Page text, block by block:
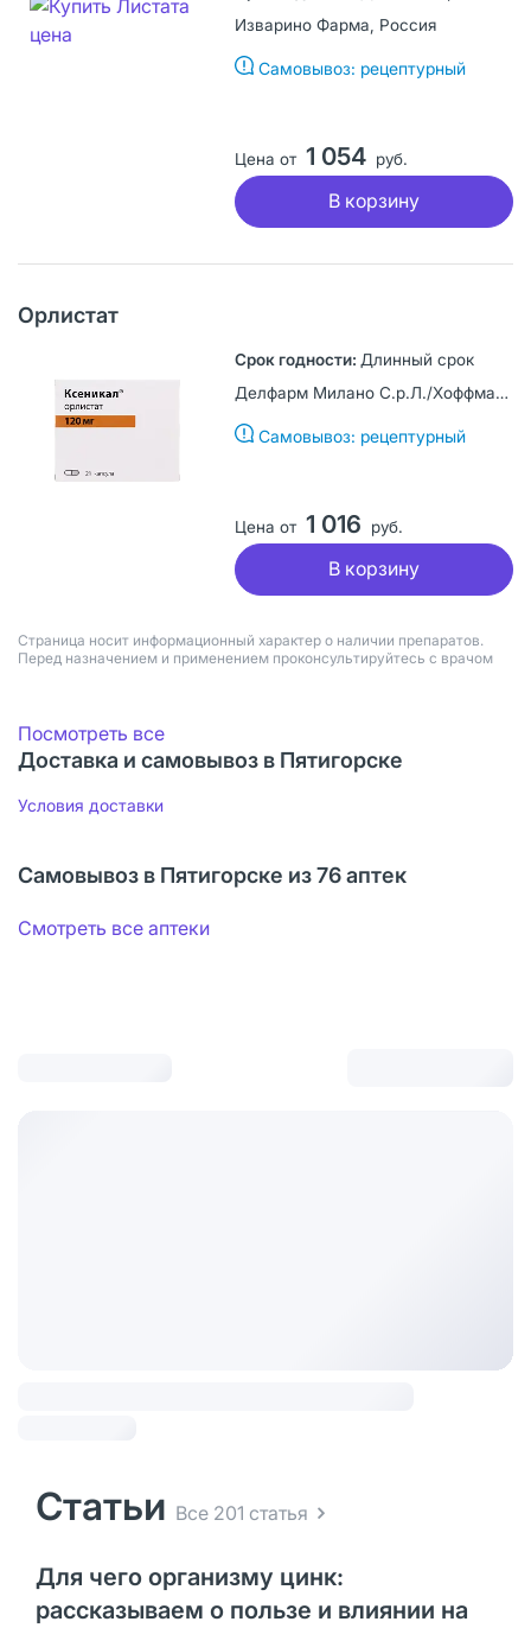
Изварино Фарма, Россия
Самовывоз: рецептурный
Цена от 1 054 руб.
В корзину
Орлистат
Длинный срок
Делфарм Милано С.р.Л./Хоффманн ля Рош, Италия
Самовывоз: рецептурный
Цена от 1 016 руб.
В корзину
Страница носит информационный характер о наличии препаратов.
Перед назначением и применением проконсультируйтесь с врачом
Посмотреть все
Доставка и самовывоз в Пятигорске
Условия доставки
Самовывоз в Пятигорске из 76 аптек
Смотреть все аптеки
Статьи Все 201 статья
Для чего организму цинк:
рассказываем о пользе и влиянии на